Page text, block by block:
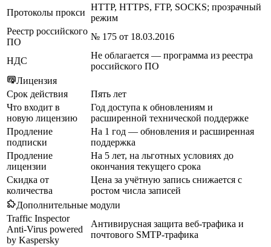
Протоколы прокси
HTTP, HTTPS, FTP, SOCKS; прозрачный
режим
Реестр российского
ПО
№ 175 от 18.03.2016
НДС
Не облагается — программа из реестра
российского ПО
Лицензия
Срок действия
Пять лет
Что входит в
новую лицензию
Год доступа к обновлениям и
расширенной технической поддержке
Продление
подписки
На 1 год — обновления и расширенная
поддержка
Продление
лицензии
На 5 лет, на льготных условиях до
окончания текущего срока
Скидка от
количества
Цена за учётную запись снижается с
ростом числа записей
Дополнительные модули
Traffic Inspector
Anti-Virus powered
by Kaspersky
Антивирусная защита веб-трафика и
почтового SMTP-трафика